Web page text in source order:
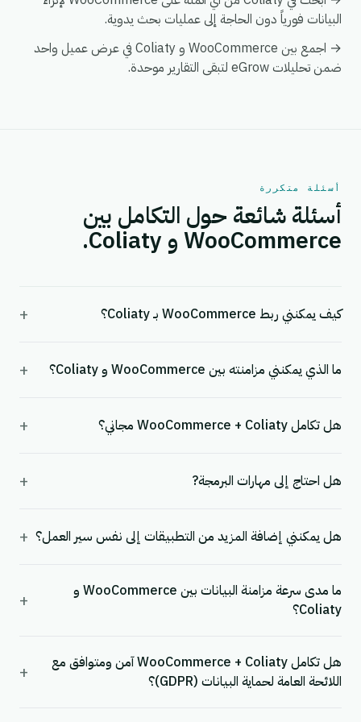
البيانات فورياً دون الحاجة إلى عمليات بحث يدوية.
→ اجمع بين WooCommerce و Coliaty في عرض عميل واحد
ضمن تحليلات eGrow لتبقى التقارير موحدة.
أسئلة متكررة
أسئلة شائعة حول التكامل بين
WooCommerce و Coliaty.
كيف يمكنني ربط WooCommerce بـ Coliaty؟ +
ما الذي يمكنني مزامنته بين WooCommerce و Coliaty؟ +
هل تكامل WooCommerce + Coliaty مجاني؟ +
هل احتاج إلى مهارات البرمجة? +
هل يمكنني إضافة المزيد من التطبيقات إلى نفس سير العمل؟ +
ما مدى سرعة مزامنة البيانات بين WooCommerce و
Coliaty؟
+
هل تكامل WooCommerce + Coliaty آمن ومتوافق مع
اللائحة العامة لحماية البيانات (GDPR)؟
+